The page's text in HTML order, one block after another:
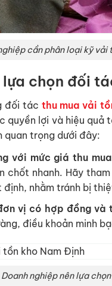
cần phân loại kỹ
lựa chọn đối
đối tác thu mua vải
quyền lợi và hiệu quả
quan trọng dưới đây:
với mức giá thu
chốt nhanh. Hãy
định, nhằm tránh bị
vị có hợp đồng và
điều khoản minh
Doanh nghiệp nên lựa